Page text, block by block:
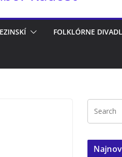
FOLKLÓRNE